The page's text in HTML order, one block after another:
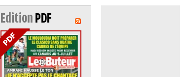
Edition PDF